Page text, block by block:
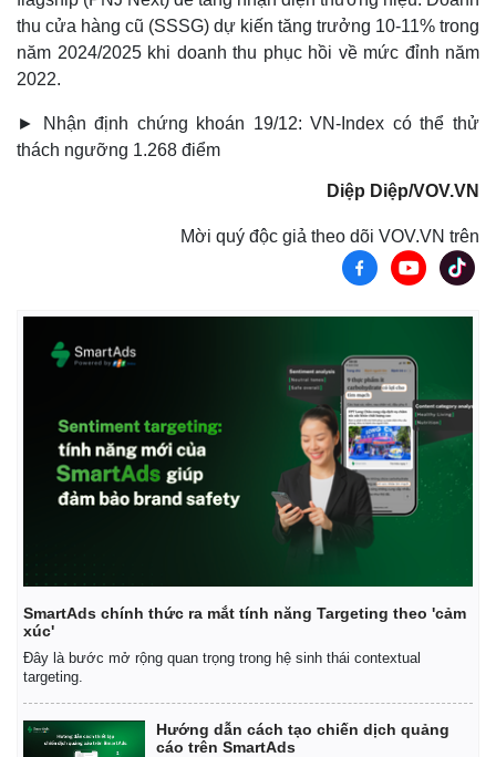
Pháp luật
Vụ án
Tin nóng
Tư vấn luật
Quân sự - Quốc phòng
Việt Nam
Phân tích
thu cửa hàng cũ (SSSG) dự kiến tăng trưởng 10-11% trong
năm 2024/2025 khi doanh thu phục hồi về mức đỉnh năm
2022.
► Nhận định chứng khoán 19/12: VN-Index có thể thử
thách ngưỡng 1.268 điểm
Diệp Diệp/VOV.VN
Mời quý độc giả theo dõi VOV.VN trên
SmartAds chính thức ra mắt tính năng Targeting theo 'cảm
xúc'
Đây là bước mở rộng quan trọng trong hệ sinh thái contextual
targeting.
Hướng dẫn cách tạo chiến dịch quảng
cáo trên SmartAds